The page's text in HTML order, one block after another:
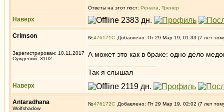
Ответы на этот пост: Рената Тренер
Наверх
Crimson
Зарегистрирован: 10.11.2017
Суждений: 3102
№476171 Добавлено: Пт 29 Мар 19, 01:33 (7 лет
А может это как в браке: одно дело
Так я слышал
Наверх
Antaradhana
Wolfshadow
№476172 Добавлено: Пт 29 Мар 19, 02:02 (7 лет